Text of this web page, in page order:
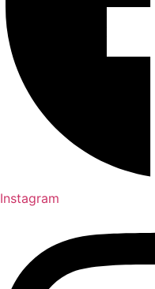
Instagram